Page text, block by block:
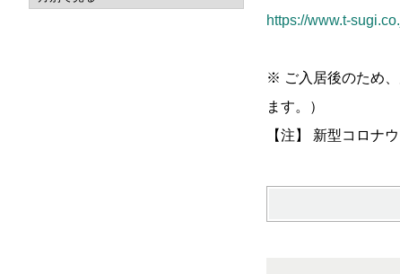
https://www.t-
※ ご入居後のため
ます。）
【注】 新型コロナ